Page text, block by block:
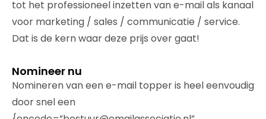
tot het professioneel inzetten van e-mail als kanaal
voor marketing / sales / communicatie / service.
Dat is de kern waar deze prijs over gaat!
Nomineer nu
Nomineren van een e-mail topper is heel eenvoudig
door snel een